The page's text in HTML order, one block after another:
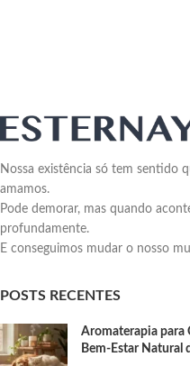
Nossa existência só tem sentido
amamos.
Pode demorar, mas quando
profundamente.
E conseguimos mudar o nosso
POSTS RECENTES
Aromaterapia para
Bem-Estar Natural